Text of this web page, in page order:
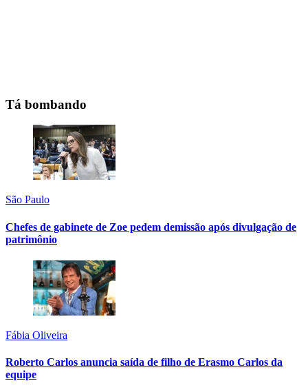
Tá bombando
São Paulo
Chefes de gabinete de Zoe pedem demissão após divulgação de
patrimônio
Fábia Oliveira
Roberto Carlos anuncia saída de filho de Erasmo Carlos da
equipe